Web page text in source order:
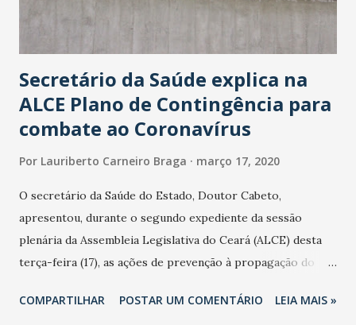
Secretário da Saúde explica na
ALCE Plano de Contingência para
combate ao Coronavírus
Por Lauriberto Carneiro Braga março 17, 2020
O secretário da Saúde do Estado, Doutor Cabeto,
apresentou, durante o segundo expediente da sessão
plenária da Assembleia Legislativa do Ceará (ALCE) desta
terça-feira (17), as ações de prevenção à propagação do
adotadas pelo Governo do Estado na contenção da
COMPARTILHAR POSTAR UM COMENTÁRIO LEIA MAIS »